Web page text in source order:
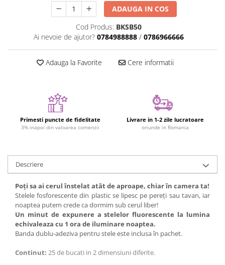
Nevoi speciale si sindrom Down
Jucarii cu cifre
Seturi Numberblocks
Jucarii de motricitate
Puzzle clasic
Puzzle incastru
Jucarii bebelusi
Zornaitoare
Jucarii dentitie
Jucarii senzoriale
Jucarii motrice pentru bebelusi
Jucarii de sortat
ADAUGA IN COS
Cod Produs: BKSB50
Ai nevoie de ajutor? 0784988888 / 0786966666
Adauga la Favorite Cere informatii
Primesti puncte de fidelitate
3% inapoi din valoarea comenzii
Livrare in 1-2 zile lucratoare
oriunde in Romania
Descriere
Poţi sa ai cerul înstelat atât de aproape, chiar în camera ta!
Stelele fosforescente din plastic se lipesc pe pereţi sau tavan, iar
noaptea putem crede ca dormim sub cerul liber!
Un minut de expunere a stelelor fluorescente la lumina
echivaleaza cu 1 ora de iluminare noaptea.
Banda dublu-adeziva pentru stele este inclusa în pachet.
Continut: 25 de bucati in 2 dimensiuni diferite.